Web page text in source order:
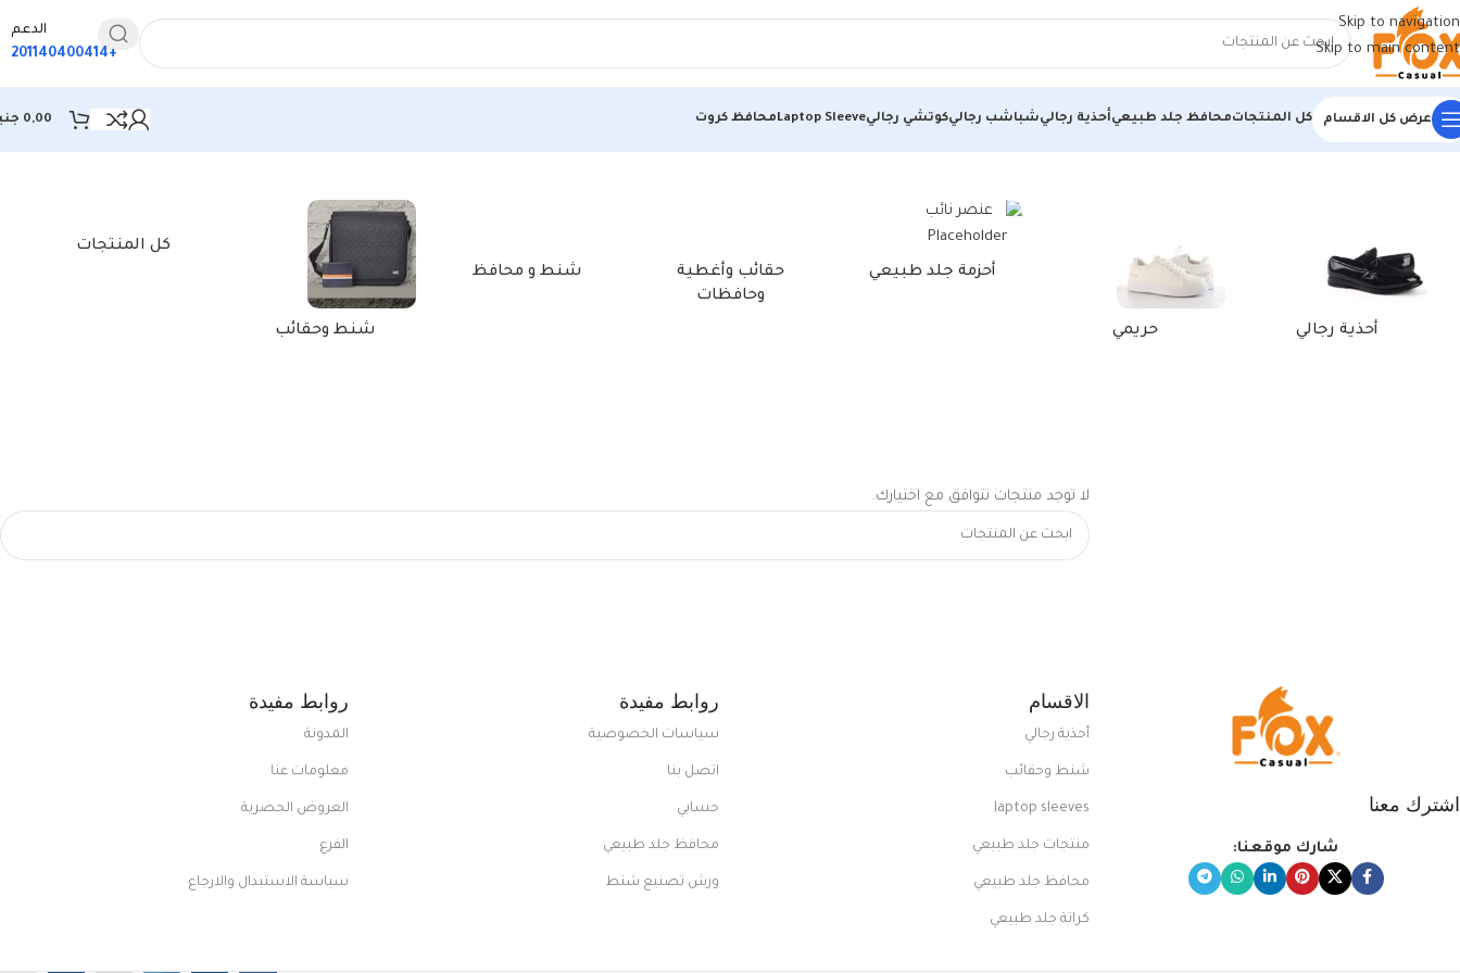
Skip to navigation
Skip to main content
الدعم
+201140400414
عرض كل الاقسام كل المنتجاتمحافظ جلد طبيعيأحذية رجاليشباشب رجاليكوتشي رجاليLaptop Sleeveمحافظ كروت 0,00
الرئيسية/منتجات تحت الوسم “محافظ رجالي”
أحذية رجالي حريمي
أحزمة جلد طبيعي
حقائب وأغطية
وحافظات
شنط و محافظ
شنط وحقائب
كل المنتجات
لا توجد منتجات تتوافق مع اختيارك.
اشترك معنا
شارك موقعنا:
الاقسام
أحذية رجالي
شنط وحقائب
laptop sleeves
منتجات جلد طبيعي
محافظ جلد طبيعي
كراتة جلد طبيعي
روابط مفيدة
سياسات الخصوصية
اتصل بنا
حسابي
محافظ جلد طبيعي
ورش تصنيع شنط
روابط مفيدة
المدونة
معلومات عنا
العروض الحصرية
الفرع
سياسة الاستبدال والارجاع